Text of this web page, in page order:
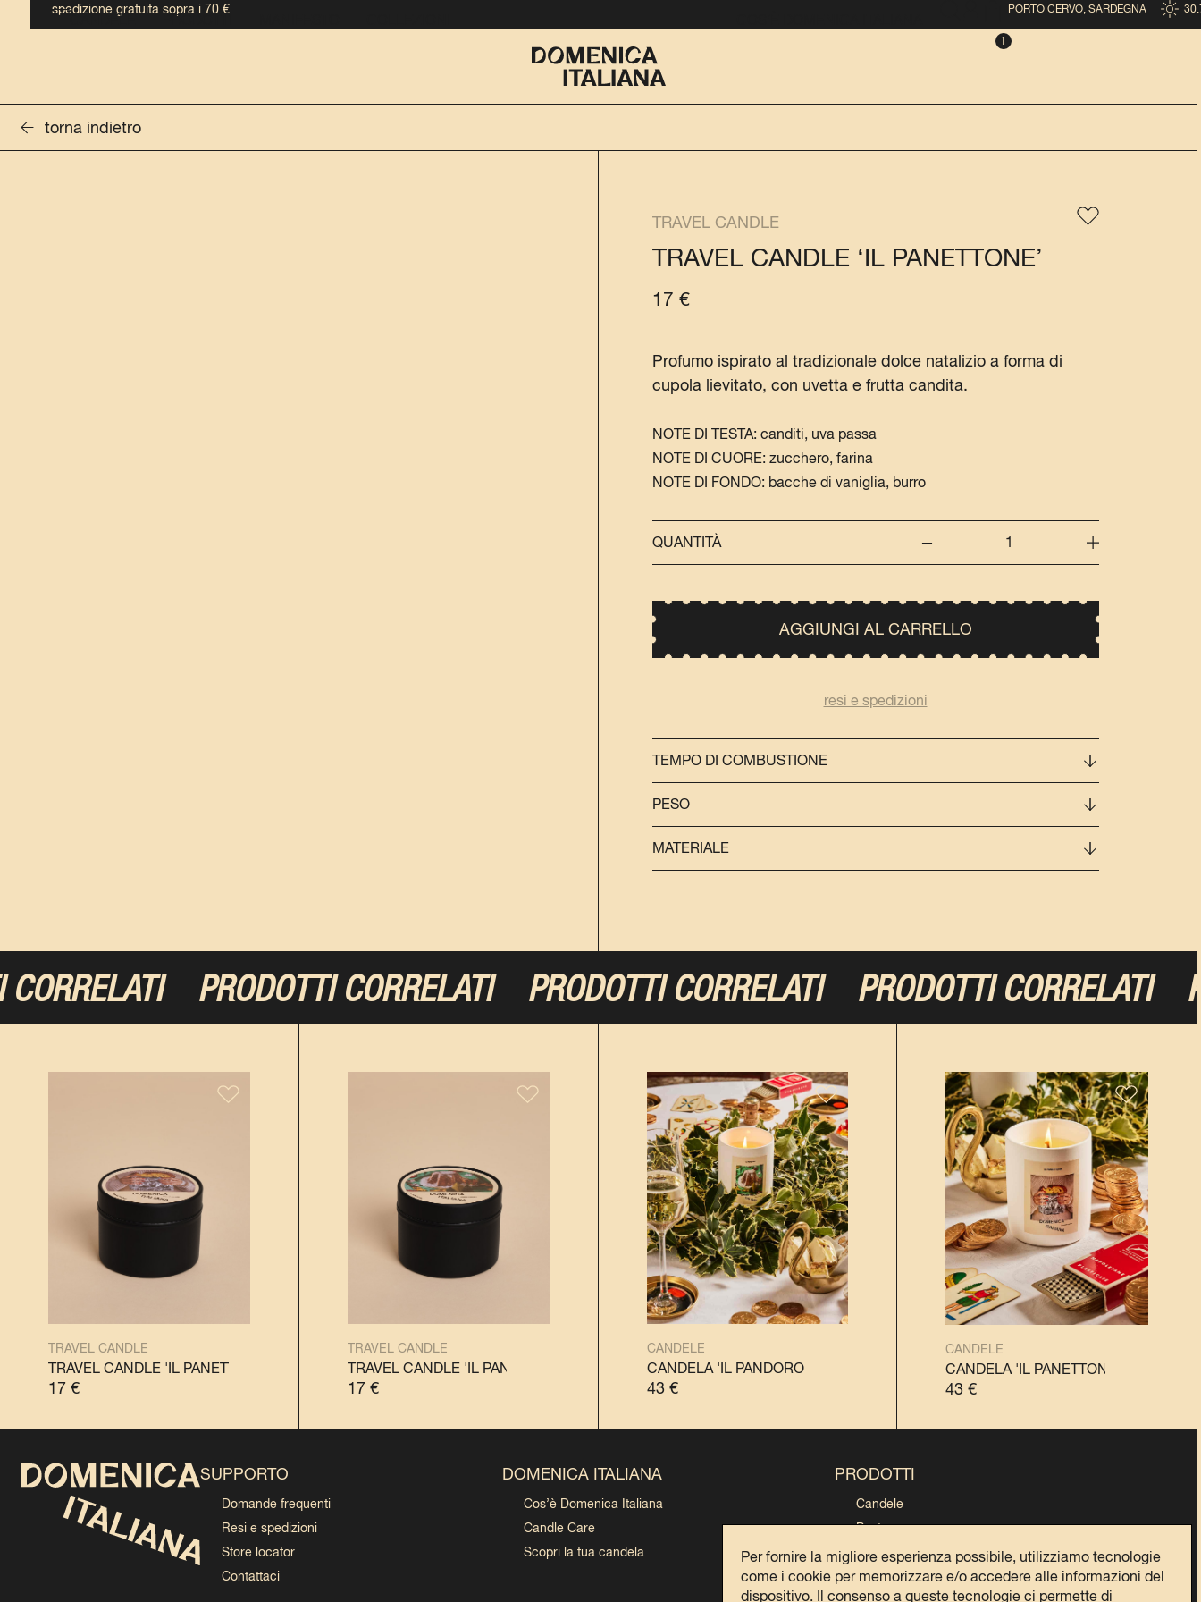
Per fornire la migliore esperienza possibile, utilizziamo tecnologie
come i cookie per memorizzare e/o accedere alle informazioni del
dispositivo. Il consenso a queste tecnologie ci permette di
spedizione gratuita sopra i 70 € PORTO CERVO, SARDEGNA
CANDELE PRODOTTI
torna indietro
TRAVEL CANDLE
TRAVEL CANDLE ‘IL PANETTONE’
17 €
Profumo ispirato al tradizionale dolce natalizio a forma di
cupola lievitato, con uvetta e frutta candita.
NOTE DI TESTA: canditi, uva passa
NOTE DI CUORE: zucchero, farina
NOTE DI FONDO: bacche di vaniglia, burro
QUANTITÀ 1
AGGIUNGI AL CARRELLO
resi e spedizioni
TEMPO DI COMBUSTIONE
PESO
MATERIALE
PRODOTTI CORRELATIPRODOTTI CORRELATIPRODOTTI CORRELATI
TRAVEL CANDLE
TRAVEL CANDLE 'IL PANETTONE' TRAVEL CANDLE 'IL PANETTONE' TRAVEL CANDLE 'IL PANETTONE' TRAVEL CANDLE 'IL PANETTONE'
17 €
TRAVEL CANDLE
TRAVEL CANDLE 'IL PANDORO' TRAVEL CANDLE 'IL PANDORO' TRAVEL CANDLE 'IL PANDORO' TRAVEL CANDLE 'IL
17€
CANDELE
CANDELA 'IL PANDORO' CANDELA 'IL PANDORO' CANDELA 'IL PANDORO'
43€
CANDELE
CANDELA 'IL PANETTONE'
43 €
SUPPORTO
Domande frequenti
Resi e spedizioni
Store locator
Contattaci
DOMENICA ITALIANA
Cos’è Domenica Italiana
Candle Care
Scopri la tua candela
PRODOTTI
Candele
Poster
Cartoline
Collezioni